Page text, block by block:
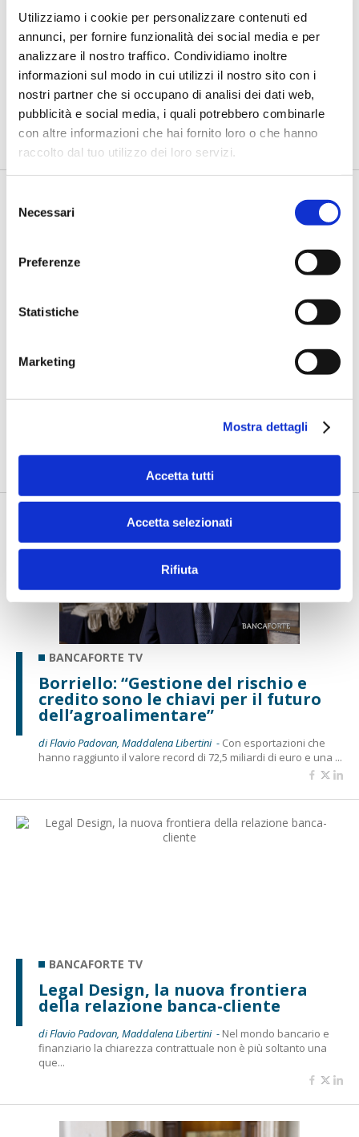
Utilizziamo i cookie per personalizzare contenuti ed
annunci, per fornire funzionalità dei social media e per
analizzare il nostro traffico. Condividiamo inoltre
informazioni sul modo in cui utilizzi il nostro sito con i
nostri partner che si occupano di analisi dei dati web,
pubblicità e social media, i quali potrebbero combinarle
con altre informazioni che hai fornito loro o che hanno
raccolto dal tuo utilizzo dei loro servizi.
delNecessari
Preferenze
Statistiche
Marketing
Mostra dettagli
Accetta tutti
Accetta selezionati
Rifiuta
BANCAFORTE TV
Molinari: “ABI ATLAS nasce per
trasformare l'incertezza in
opportunità”
di Flavio Padovan, Maddalena Libertini -Viviamo una fase storica
in cui il mondo cambia più rapidamente della nostra capacità...
Bartolucci (Prometeia): “Così le
Come trasformare il
BANCAFORTE TV
Borriello: “Gestione del rischio e
credito sono le chiavi per il futuro
dell’agroalimentare”
di Flavio Padovan, Maddalena Libertini - Con esportazioni che
hanno raggiunto il valore record di 72,5 miliardi di euro e una ...
BANCAFORTE TV
Legal Design, la nuova frontiera
della relazione banca-cliente
di Flavio Padovan, Maddalena Libertini - Nel mondo bancario e
finanziario la chiarezza contrattuale non è più soltanto una
que...